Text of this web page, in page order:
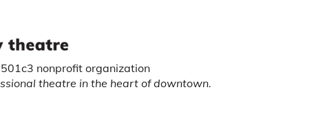
nonprofit organization
theatre in the heart of downtown.